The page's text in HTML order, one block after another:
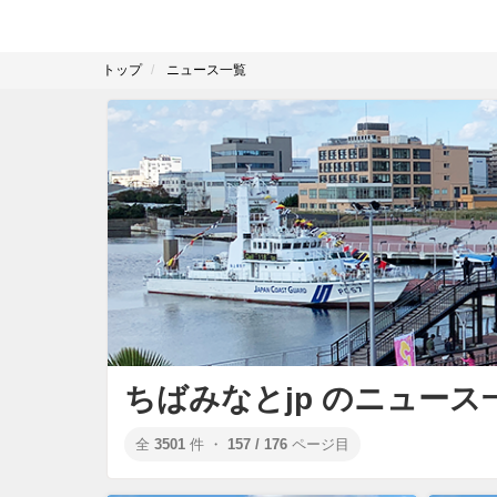
トップ ニュース一覧
ちばみなとjp のニュース
全 3501 件 ・ 157 / 176 ページ目